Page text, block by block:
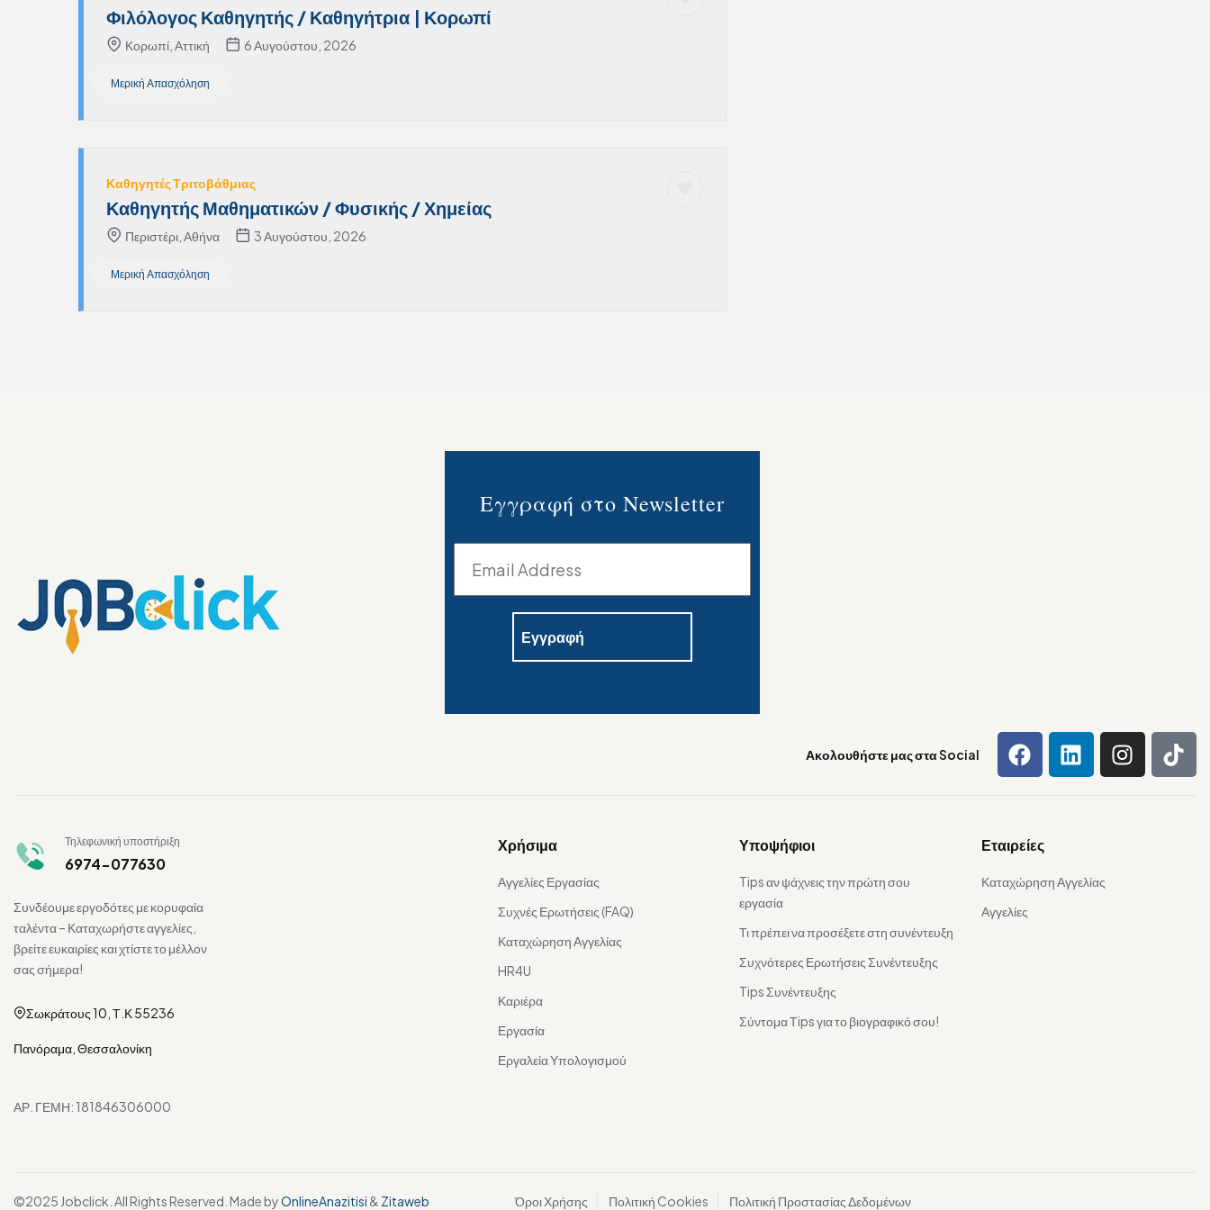
Φιλόλογος Καθηγητής / Καθηγήτρια | Κορωπί
Κορωπί, Αττική 6 Αυγούστου, 2026
Μερική Απασχόληση
Καθηγητές Τριτοβάθμιας
Καθηγητής Μαθηματικών / Φυσικής / Χημείας
Περιστέρι, Αθήνα 3 Αυγούστου, 2026
Μερική Απασχόληση
Εγγραφή στο Newsletter
Ακολουθήστε μας στα Social
Τηλεφωνική υποστήριξη
6974-077630
Συνδέουμε εργοδότες με κορυφαία
ταλέντα – Καταχωρήστε αγγελίες,
βρείτε ευκαιρίες και χτίστε το μέλλον
σας σήμερα!
Σωκράτους 10, Τ.Κ 55236
Πανόραμα, Θεσσαλονίκη
ΑΡ. ΓΕΜΗ: 181846306000
Χρήσιμα
Αγγελίες Εργασίας
Συχνές Ερωτήσεις (FAQ)
Καταχώρηση Αγγελίας
HR4U
Καριέρα
Εργασία
Εργαλεία Υπολογισμού
Υποψήφιοι
Tips αν ψάχνεις την πρώτη σου
εργασία
Τι πρέπει να προσέξετε στη συνέντευξη
Συχνότερες Ερωτήσεις Συνέντευξης
Tips Συνέντευξης
Σύντομα Τips για το βιογραφικό σου!
Εταιρείες
Καταχώρηση Αγγελίας
Αγγελίες
©2025 Jobclick. All Rights Reserved. Made byOnlineAnazitisi & Zitaweb Όροι Χρήσης Πολιτική Cookies Πολιτική Προστασίας Δεδομένων